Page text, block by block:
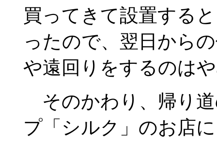
買ってきて設置する
ったので、翌日から
や遠回りをするのは
そのかわり、帰り
プ「シルク」のお店